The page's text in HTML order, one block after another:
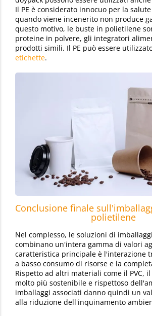
Il PE è considerato innocuo per la
quando viene incenerito non produce
questo motivo, le buste in polietilene
proteine in polvere, gli integratori
prodotti simili. Il PE può essere
etichette.
Conclusione finale
polietilene
Nel complesso, le soluzioni di
combinano un'intera gamma di valori
caratteristica principale è l'interazione
a basso consumo di risorse e la
Rispetto ad altri materiali come il PVC,
molto più sostenibile e rispettoso
imballaggi associati danno quindi un
alla riduzione dell'inquinamento